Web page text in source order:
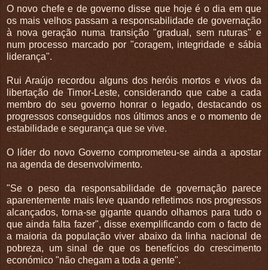
O novo chefe e de governo disse que hoje é o dia em que
os mais velhos passam a responsabilidade de governação
à nova geração numa transição "gradual, sem ruturas" e
num processo marcado por "coragem, integridade e sábia
liderança".
Rui Araújo recordou alguns dos heróis mortos e vivos da
libertação de Timor-Leste, considerando que cabe a cada
membro do seu governo honrar o legado, destacando os
progressos conseguidos nos últimos anos e o momento de
estabilidade e segurança que se vive.
O líder do novo Governo comprometeu-se ainda a apostar
na agenda de desenvolvimento.
"Se o peso da responsabilidade de governação parece
aparentemente mais leve quando refletimos nos progressos
alcançados, torna-se gigante quando olhamos para tudo o
que ainda falta fazer", disse exemplificando com o facto de
a maioria da população viver abaixo da linha nacional de
pobreza, um sinal de que os benefícios do crescimento
económico "não chegam a toda a gente".